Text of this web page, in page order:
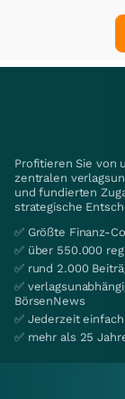
Profitieren Sie von
zentralen
und fundierten
strategische
✅ Größte Finanz-
✅ über 550.000
✅ rund 2.000
✅
BörsenNews
✅ Jederzeit
✅ mehr als 25